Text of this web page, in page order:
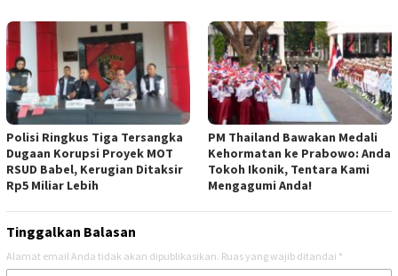
Polisi Ringkus Tiga Tersangka
Dugaan Korupsi Proyek MOT
RSUD Babel, Kerugian Ditaksir
Rp5 Miliar Lebih
PM Thailand Bawakan Medali
Kehormatan ke Prabowo: Anda
Tokoh Ikonik, Tentara Kami
Mengagumi Anda!
Tinggalkan Balasan
Alamat email Anda tidak akan dipublikasikan. Ruas yang wajib ditandai *